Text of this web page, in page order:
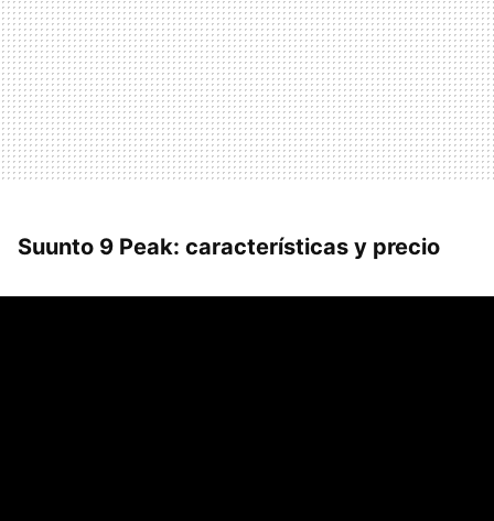
Suunto 9 Peak: características y precio